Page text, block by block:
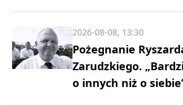
Pożegnanie
Zarudzkiego.
o innych niż o
2026-08-08, 13:30